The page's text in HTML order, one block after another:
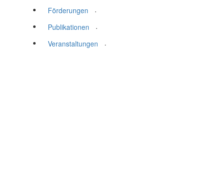
Förderungen
.
Publikationen
.
Veranstaltungen
.